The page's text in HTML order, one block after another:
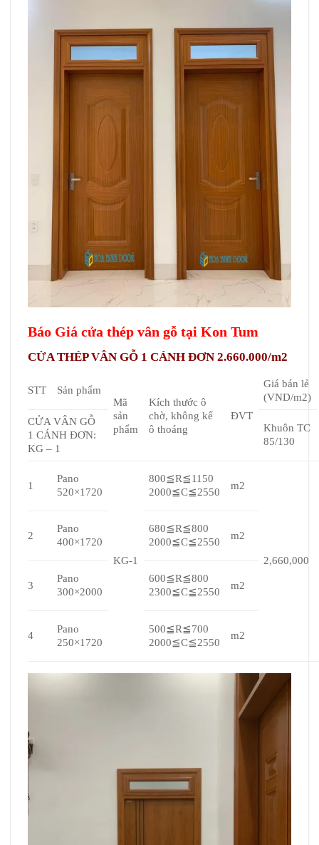
Báo Giá cửa thép vân gỗ tại Kon Tum
CỬA THÉP VÂN GỖ 1 CÁNH ĐƠN 2.660.000/m2
STT
Sản phẩm
Mã
sản
phẩm
Kích thước ô
chờ, không kể
ô thoáng
ĐVT
Giá bán lẻ
(VND/m2)
CỬA VÂN GỖ
1 CÁNH ĐƠN:
KG – 1
Khuôn TC
85/130
1
Pano
520×1720
KG-1
800≦R≦1150
2000≦C≦2550
m2
2,660,000
2
Pano
400×1720
680≦R≦800
2000≦C≦2550
m2
3
Pano
300×2000
600≦R≦800
2300≦C≦2550
m2
4
Pano
250×1720
500≦R≦700
2000≦C≦2550
m2